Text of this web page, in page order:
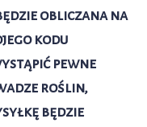
obliczana na
kodu
pewne
roślin,
będzie